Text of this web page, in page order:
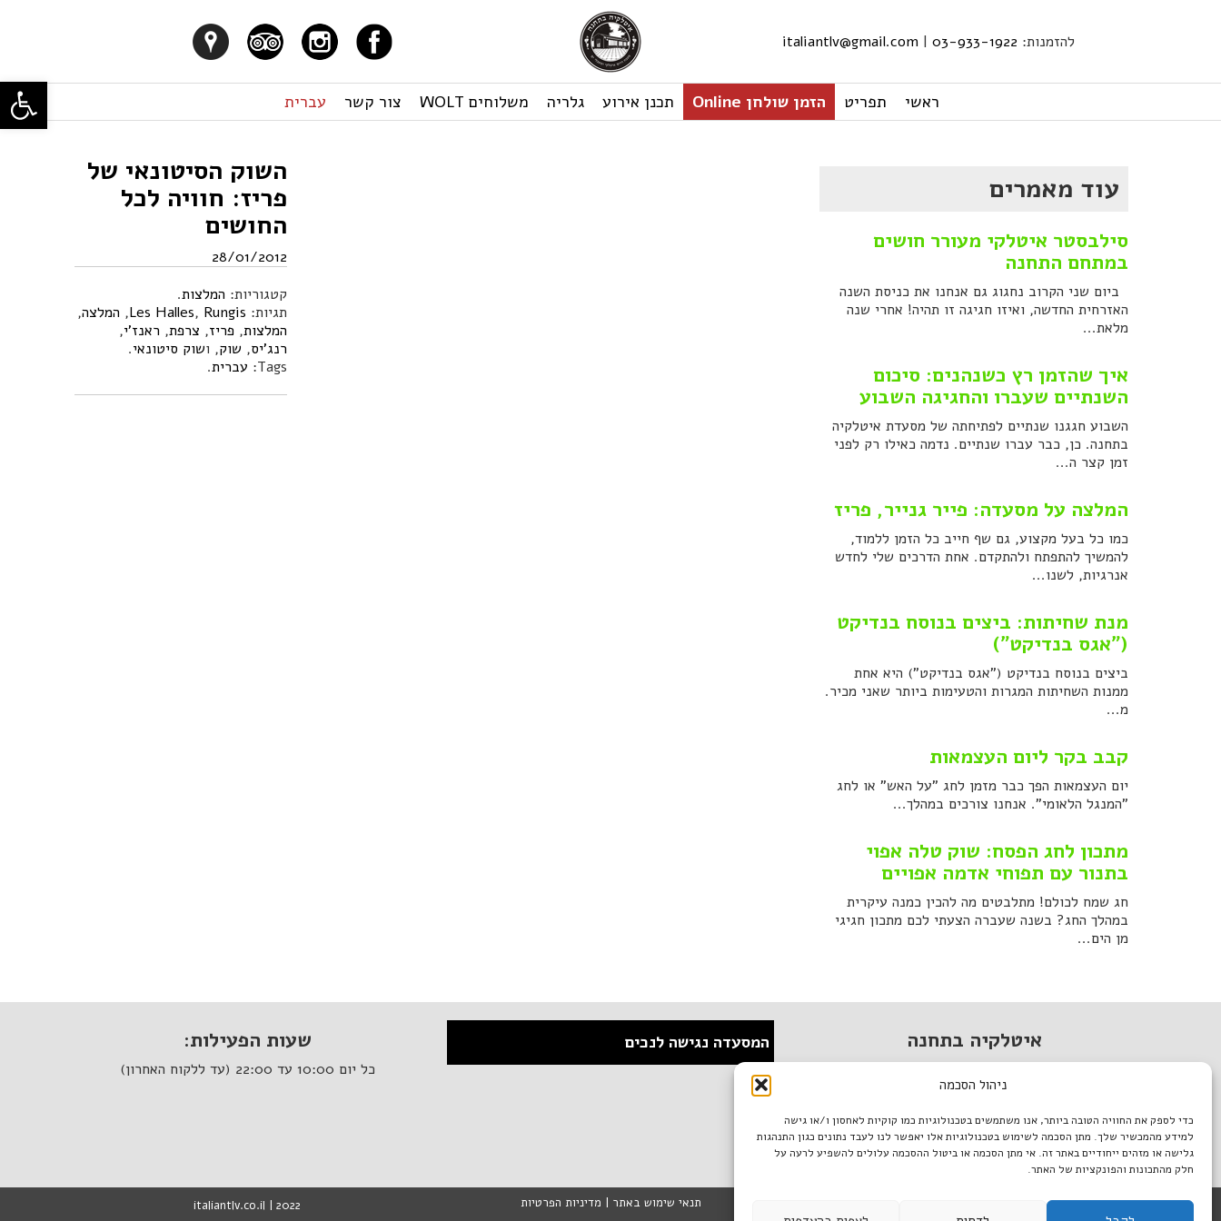
פתח
ניהול הסכמה
כדי לספק את החוויה הטובה ביותר, אנו משתמשים בטכנולוגיות כמו קוקיות לאחסון ו/או גישה
למידע מהמכשיר שלך. מתן הסכמה לשימוש בטכנולוגיות אלו יאפשר לנו לעבד נתונים כגון התנהגות
גלישה או מזהים ייחודיים באתר זה. אי מתן הסכמה או ביטול ההסכמה עלולים להשפיע לרעה על
חלק מהתכונות והפונקציות של האתר.
להזמנות: 03-933-1922
|
italiantlv@gmail.com
ראשי תפריט הזמן שולחן Online תכנן אירוע גלריה משלוחים WOLT צור קשר עברית
השוק הסיטונאי של
פריז: חוויה לכל
החושים
28/01/2012
קטגוריות: המלצות.
תגיות:
Les Halles, Rungis
, המלצה,
המלצות, פריז, צרפת, ראנז'י,
רנג'יס, שוק, ושוק סיטונאי.
Tags: עברית.
עוד מאמרים
סילבסטר איטלקי מעורר חושים
במתחם התחנה
ביום שני הקרוב נחגוג גם אנחנו את כניסת השנה
האזרחית החדשה, ואיזו חגיגה זו תהיה! אחרי שנה
מלאת...
איך שהזמן רץ כשנהנים: סיכום
השנתיים שעברו והחגיגה השבוע
השבוע חגגנו שנתיים לפתיחתה של מסעדת איטלקיה
בתחנה. כן, כבר עברו שנתיים. נדמה כאילו רק לפני
זמן קצר ה...
המלצה על מסעדה: פייר גנייר, פריז
כמו כל בעל מקצוע, גם שף חייב כל הזמן ללמוד,
להמשיך להתפתח ולהתקדם. אחת הדרכים שלי לחדש
אנרגיות, לשנו...
מנת שחיתות: ביצים בנוסח בנדיקט
("אגס בנדיקט")
ביצים בנוסח בנדיקט ("אגס בנדיקט") היא אחת
ממנות השחיתות המגרות והטעימות ביותר שאני מכיר.
מ...
קבב בקר ליום העצמאות
יום העצמאות הפך כבר מזמן לחג "על האש" או לחג
"המנגל הלאומי". אנחנו צורכים במהלך...
מתכון לחג הפסח: שוק טלה אפוי
בתנור עם תפוחי אדמה אפויים
חג שמח לכולם! מתלבטים מה להכין כמנה עיקרית
במהלך החג? בשנה שעברה הצעתי לכם מתכון חגיגי
מן הים...
שעות הפעילות:
כל יום 10:00 עד 22:00 (עד ללקוח האחרון)
המסעדה נגישה לנכים איטלקיה בתחנה
italiantlv@gmail.com
דרושים באיטלקיה
italiantlv.co.il | 2022 תנאי שימוש באתר | מדיניות הפרטיות